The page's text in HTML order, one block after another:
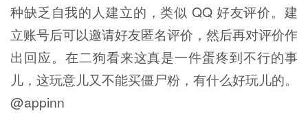
种缺乏自我的人建立的，类似 QQ 好友评价。建
立账号后可以邀请好友匿名评价，然后再对评价作
出回应。在二狗看来这真是一件蛋疼到不行的事
儿，这玩意儿又不能买僵尸粉，有什么好玩儿的。
@appinn